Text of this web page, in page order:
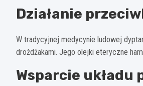
Działanie
W tradycyjnej medycynie ludowej
drożdżakami. Jego olejki eteryczne
Wsparcie układu